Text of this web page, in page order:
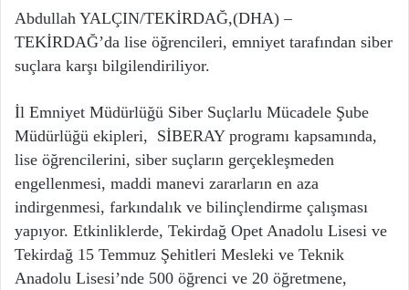
Abdullah YALÇIN/TEKİRDAĞ,(DHA) –
TEKİRDAĞ’da lise öğrencileri, emniyet tarafından siber
suçlara karşı bilgilendiriliyor.
İl Emniyet Müdürlüğü Siber Suçlarlu Mücadele Şube
Müdürlüğü ekipleri, SİBERAY programı kapsamında,
lise öğrencilerini, siber suçların gerçekleşmeden
engellenmesi, maddi manevi zararların en aza
indirgenmesi, farkındalık ve bilinçlendirme çalışması
yapıyor. Etkinliklerde, Tekirdağ Opet Anadolu Lisesi ve
Tekirdağ 15 Temmuz Şehitleri Mesleki ve Teknik
Anadolu Lisesi’nde 500 öğrenci ve 20 öğretmene,